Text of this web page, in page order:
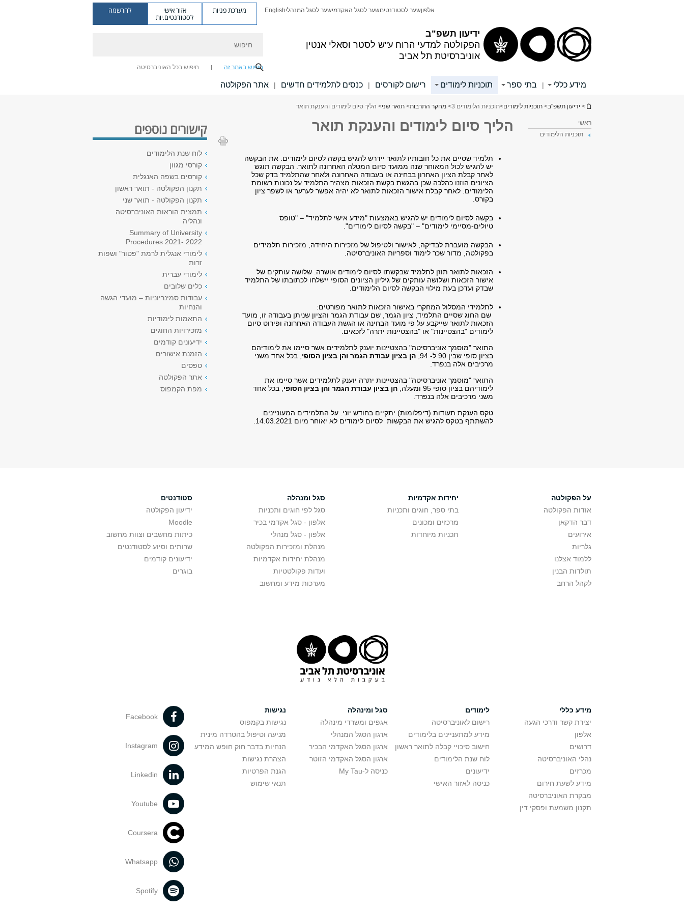
ידיעון תשפ"ב
הפקולטה למדעי הרוח ע"ש לסטר וסאלי אנטין
אוניברסיטת תל אביב
אלפוןשער לסטודנטיםשער לסגל האקדמישער לסגל המנהליEnglish מערכת פניות אזור אישי
לסטודנטים.יות
להרשמה
חיפוש באתר זה חיפוש בכל האוניברסיטה
מידע כללי | בתי ספר תוכניות לימודים רישום לקורסים | כנסים לתלמידים חדשים | אתר הפקולטה
הינך נמצא כאן
> ידיעון תשפ"ב> תוכניות לימודים>תוכניות הלימודים 3 > מחקר התרבות> תואר שני> הליך סיום לימודים והענקת תואר
ראשי
תוכניות הלימודים
הליך סיום לימודים והענקת תואר
תלמיד שסיים את כל חובותיו לתואר יידרש להגיש בקשה לסיום לימודים. את הבקשה
יש להגיש לכול המאוחר שנה ממועד סיום המטלה האחרונה לתואר. הבקשה תוגש
לאחר קבלת הציון האחרון בבחינה או בעבודה האחרונה ולאחר שהתלמיד בדק שכל
הציונים הוזנו כהלכה שכן בהגשת בקשת הזכאות מצהיר התלמיד על נכונות רשומת
הלימודים. לאחר קבלת אישור הזכאות לתואר לא יהיה אפשר לערער או לשפר ציון
בקורס.
בקשה לסיום לימודים יש להגיש באמצעות "מידע אישי לתלמיד" – "טופס
טיולים-מסיימי לימודים" – "בקשה לסיום לימודים".
הבקשה מועברת לבדיקה, לאישור ולטיפול של מזכירות היחידה, מזכירות תלמידים
בפקולטה, מדור שכר לימוד וספריות האוניברסיטה.
הזכאות לתואר תוזן לתלמיד שבקשתו לסיום לימודים אושרה. שלושה עותקים של
אישור הזכאות ושלושה עותקים של גיליון הציונים הסופי יישלחו לכתובתו של התלמיד
שבדק ועדכן בעת מילוי הבקשה לסיום הלימודים.
לתלמידי המסלול המחקרי באישור הזכאות לתואר מפורטים:
שם החוג שסיים התלמיד, ציון הגמר, שם עבודת הגמר והציון שניתן בעבודה זו, מועד
הזכאות לתואר שייקבע על פי מועד הבחינה או הגשת העבודה האחרונה ופירוט סיום
לימודים "בהצטיינות" או "בהצטיינות יתרה" לזכאים.
התואר "מוסמך אוניברסיטה" בהצטיינות יוענק לתלמידים אשר סיימו את לימודיהם
בציון סופי שבין 90 ל- 94,
הן בציון עבודת הגמר והן בציון הסופי , בכל אחד משני
מרכיבים אלה בנפרד.
התואר "מוסמך אוניברסיטה" בהצטיינות יתרה יוענק לתלמידים אשר סיימו את
לימודיהם בציון סופי 95 ומעלה,
הן בציון עבודת הגמר והן בציון הסופי , בכל אחד
משני מרכיבים אלה בנפרד.
טקס הענקת תעודות (דיפלומות) יתקיים בחודש יוני. על התלמידים המעוניינים
להשתתף בטקס להגיש את הבקשות לסיום לימודים לא יאוחר מיום 14.03.2021.
קישורים נוספים
לוח שנת הלימודים
קורסי מגוון
קורסים בשפה האנגלית
תקנון הפקולטה - תואר ראשון
תקנון הפקולטה - תואר שני
תמצית הוראות האוניברסיטה
ונהליה
Summary of University
Procedures 2021- 2022
לימודי אנגלית לרמת "פטור" ושפות
זרות
לימודי עברית
כלים שלובים
עבודות סמינריוניות – מועדי הגשה
והנחיות
התאמות לימודיות
מזכירויות החוגים
ידיעונים קודמים
הזמנת אישורים
טפסים
אתר הפקולטה
מפת הקמפוס
על הפקולטה
אודות הפקולטה
דבר הדקאן
אירועים
גלריות
ללמוד אצלנו
תולדות הבנין
לקהל הרחב
יחידות אקדמיות
בתי ספר, חוגים ותכניות
מרכזים ומכונים
תכניות מיוחדות
סגל ומנהלה
סגל לפי חוגים ותכניות
אלפון - סגל אקדמי בכיר
אלפון - סגל מנהלי
מנהלת ומזכירות הפקולטה
מנהלת יחידות אקדמיות
ועדות פקולטטיות
מערכות מידע ומחשוב
סטודנטים
ידיעון הפקולטה
Moodle
כיתות מחשבים וצוות מחשוב
שרותים וסיוע לסטודנטים
ידיעונים קודמים
בוגרים
מידע כללי
יצירת קשר ודרכי הגעה
אלפון
דרושים
נהלי האוניברסיטה
מכרזים
מידע לשעת חירום
מבקרת האוניברסיטה
תקנון משמעת ופסקי דין
לימודים
רישום לאוניברסיטה
מידע למתעניינים בלימודים
חישוב סיכויי קבלה לתואר ראשון
לוח שנת הלימודים
ידיעונים
כניסה לאזור האישי
סגל ומינהלה
אגפים ומשרדי מינהלה
ארגון הסגל המנהלי
ארגון הסגל האקדמי הבכיר
ארגון הסגל האקדמי הזוטר
כניסה ל-My Tau
נגישות
נגישות בקמפוס
מניעה וטיפול בהטרדה מינית
הנחיות בדבר חוק חופש המידע
הצהרת נגישות
הגנת הפרטיות
תנאי שימוש
Facebook
Instagram
Linkedin
Youtube
Coursera
Whatsapp
Spotify